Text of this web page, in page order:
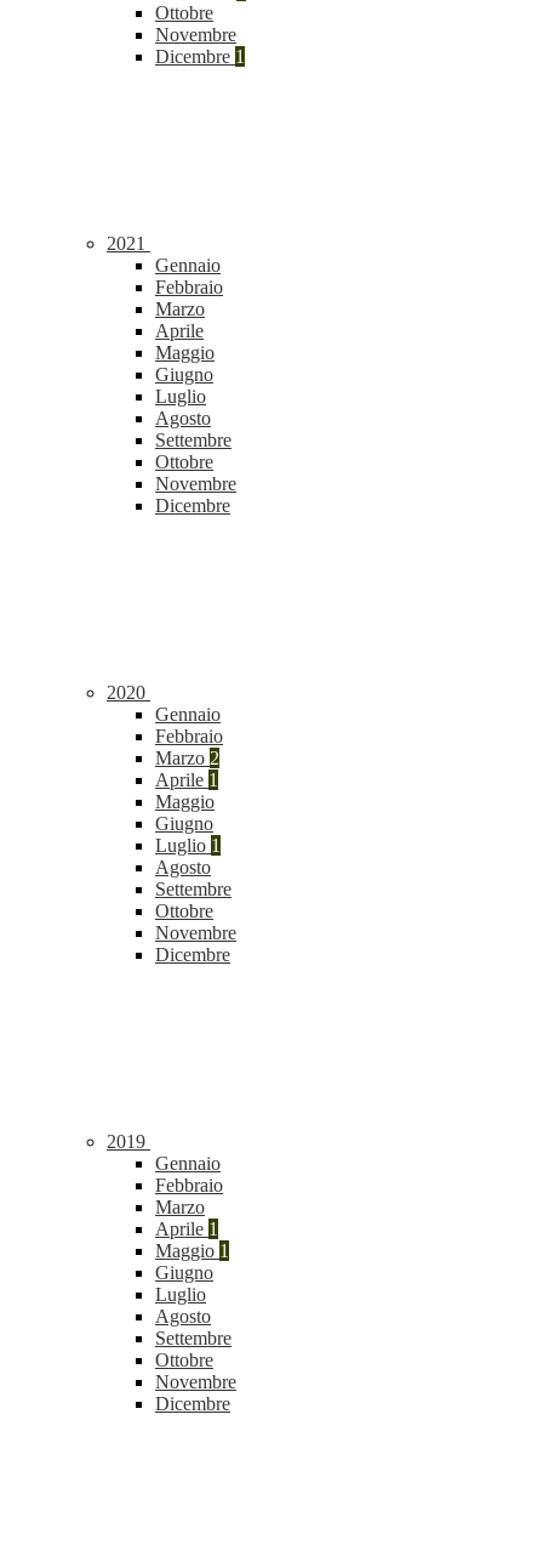
Ottobre
Novembre
Dicembre 1
2021
Gennaio
Febbraio
Marzo
Aprile
Maggio
Giugno
Luglio
Agosto
Settembre
Ottobre
Novembre
Dicembre
2020
Gennaio
Febbraio
Marzo 2
Aprile 1
Maggio
Giugno
Luglio 1
Agosto
Settembre
Ottobre
Novembre
Dicembre
2019
Gennaio
Febbraio
Marzo
Aprile 1
Maggio 1
Giugno
Luglio
Agosto
Settembre
Ottobre
Novembre
Dicembre